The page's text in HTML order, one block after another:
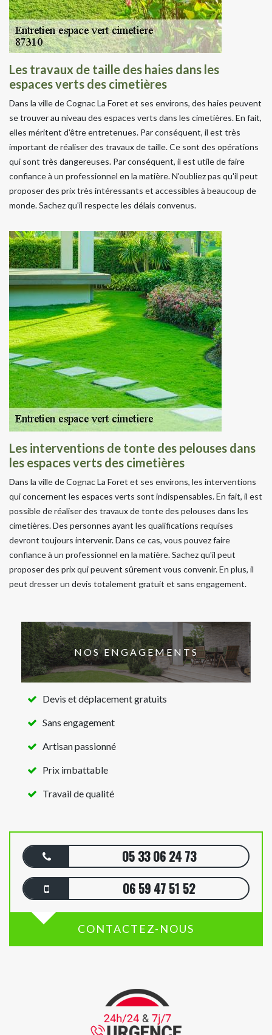
Les travaux de taille des haies dans les
espaces verts des cimetières
Dans la ville de Cognac La Foret et ses environs, des haies peuvent
se trouver au niveau des espaces verts dans les cimetières. En fait,
elles méritent d'être entretenues. Par conséquent, il est très
important de réaliser des travaux de taille. Ce sont des opérations
qui sont très dangereuses. Par conséquent, il est utile de faire
confiance à un professionnel en la matière. N'oubliez pas qu'il peut
proposer des prix très intéressants et accessibles à beaucoup de
monde. Sachez qu'il respecte les délais convenus.
Les interventions de tonte des pelouses dans
les espaces verts des cimetières
Dans la ville de Cognac La Foret et ses environs, les interventions
qui concernent les espaces verts sont indispensables. En fait, il est
possible de réaliser des travaux de tonte des pelouses dans les
cimetières. Des personnes ayant les qualifications requises
devront toujours intervenir. Dans ce cas, vous pouvez faire
confiance à un professionnel en la matière. Sachez qu'il peut
proposer des prix qui peuvent sûrement vous convenir. En plus, il
peut dresser un devis totalement gratuit et sans engagement.
NOS ENGAGEMENTS
Devis et déplacement gratuits
Sans engagement
Artisan passionné
Prix imbattable
Travail de qualité
05 33 06 24 73
06 59 47 51 52
CONTACTEZ-NOUS